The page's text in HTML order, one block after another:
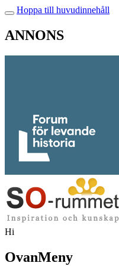
Hoppa till huvudinnehåll
ANNONS
Hi
OvanMeny